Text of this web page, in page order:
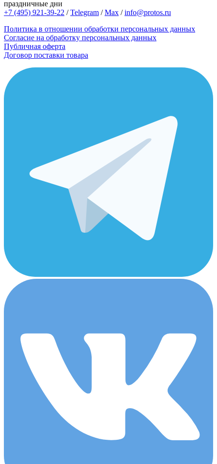
праздничные дни
+7 (495) 921-39-22 /Telegram /Max /info@protos.ru
Политика в отношении обработки персональных данных
Согласие на обработку персональных данных
Публичная оферта
Договор поставки товара